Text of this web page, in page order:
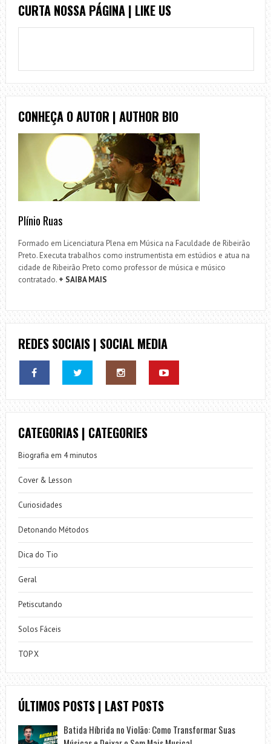
CURTA NOSSA PÁGINA | LIKE US
CONHEÇA O AUTOR | AUTHOR BIO
Plínio Ruas
Formado em Licenciatura Plena em Música na Faculdade de Ribeirão
Preto. Executa trabalhos como instrumentista em estúdios e atua na
cidade de Ribeirão Preto como professor de música e músico
contratado. + SAIBA MAIS
REDES SOCIAIS | SOCIAL MEDIA
CATEGORIAS | CATEGORIES
Biografia em 4 minutos
Cover & Lesson
Curiosidades
Detonando Métodos
Dica do Tio
Geral
Petiscutando
Solos Fáceis
TOP X
ÚLTIMOS POSTS | LAST POSTS
Batida Híbrida no Violão: Como Transformar Suas